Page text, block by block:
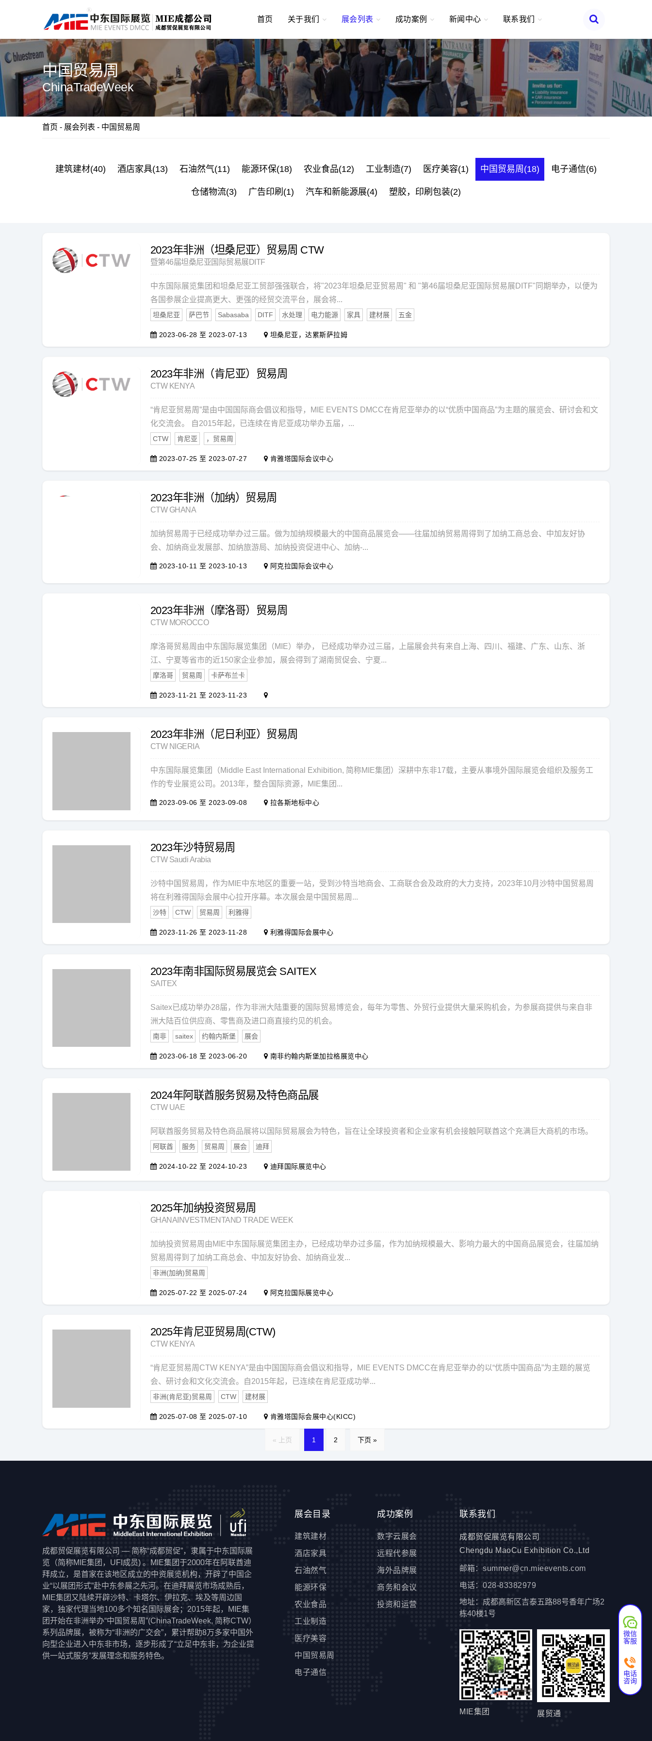
首页 关于我们 展会列表 成功案例 新闻中心 联系我们
中国贸易周
ChinaTradeWeek
首页 - 展会列表 - 中国贸易周
建筑建材(40) 酒店家具(13) 石油然气(11) 能源环保(18) 农业食品(12) 工业制造(7) 医疗美容(1) 中国贸易周(18) 电子通信(6)
仓储物流(3) 广告印刷(1) 汽车和新能源展(4) 塑胶，印刷包装(2)
2023年非洲（坦桑尼亚）贸易周 CTW
暨第46届坦桑尼亚国际贸易展DITF
中东国际展览集团和坦桑尼亚工贸部强强联合，将"2023年坦桑尼亚贸易周" 和 "第46届坦桑尼亚国际贸易展DITF"同期举办，以便为
各国参展企业提高更大、更强的经贸交流平台，展会将...
坦桑尼亚 萨巴节 Sabasaba DITF 水处理 电力能源 家具 建材展 五金
2023-06-28 至 2023-07-13 坦桑尼亚，达累斯萨拉姆
2023年非洲（肯尼亚）贸易周
CTW KENYA
“肯尼亚贸易周”是由中国国际商会倡议和指导，MIE EVENTS DMCC在肯尼亚举办的以“优质中国商品”为主题的展览会、研讨会和文
化交流会。 自2015年起，已连续在肯尼亚成功举办五届，...
CTW 肯尼亚 ，贸易周
2023-07-25 至 2023-07-27 肯雅塔国际会议中心
2023年非洲（加纳）贸易周
CTW GHANA
加纳贸易周于已经成功举办过三届。做为加纳规模最大的中国商品展览会——往届加纳贸易周得到了加纳工商总会、中加友好协
会、加纳商业发展部、加纳旅游局、加纳投资促进中心、加纳-...
2023-10-11 至 2023-10-13 阿克拉国际会议中心
2023年非洲（摩洛哥）贸易周
CTW MOROCCO
摩洛哥贸易周由中东国际展览集团（MIE）举办， 已经成功举办过三届，上届展会共有来自上海、四川、福建、广东、山东、浙
江、宁夏等省市的近150家企业参加，展会得到了湖南贸促会、宁夏...
摩洛哥 贸易周 卡萨布兰卡
2023-11-21 至 2023-11-23
2023年非洲（尼日利亚）贸易周
CTW NIGERIA
中东国际展览集团（Middle East International Exhibition, 简称MIE集团）深耕中东非17载，主要从事境外国际展览会组织及服务工
作的专业展览公司。2013年，整合国际资源，MIE集团...
2023-09-06 至 2023-09-08 拉各斯地标中心
2023年沙特贸易周
CTW Saudi Arabia
沙特中国贸易周，作为MIE中东地区的重要一站，受到沙特当地商会、工商联合会及政府的大力支持，2023年10月沙特中国贸易周
将在利雅得国际会展中心拉开序幕。本次展会是中国贸易周...
沙特 CTW 贸易周 利雅得
2023-11-26 至 2023-11-28 利雅得国际会展中心
2023年南非国际贸易展览会 SAITEX
SAITEX
Saitex已成功举办28届，作为非洲大陆重要的国际贸易博览会，每年为零售、外贸行业提供大量采购机会，为参展商提供与来自非
洲大陆百位供应商、零售商及进口商直接约见的机会。
南非 saitex 约翰内斯堡 展会
2023-06-18 至 2023-06-20 南非约翰内斯堡加拉格展览中心
2024年阿联酋服务贸易及特色商品展
CTW UAE
阿联酋服务贸易及特色商品展将以国际贸易展会为特色，旨在让全球投资者和企业家有机会接触阿联酋这个充满巨大商机的市场。
阿联酋 服务 贸易周 展会 迪拜
2024-10-22 至 2024-10-23 迪拜国际展览中心
2025年加纳投资贸易周
GHANAINVESTMENTAND TRADE WEEK
加纳投资贸易周由MIE中东国际展览集团主办，已经成功举办过多届，作为加纳规模最大、影响力最大的中国商品展览会，往届加纳
贸易周得到了加纳工商总会、中加友好协会、加纳商业发...
非洲(加纳)贸易周
2025-07-22 至 2025-07-24 阿克拉国际展览中心
2025年肯尼亚贸易周(CTW)
CTW KENYA
“肯尼亚贸易周CTW KENYA”是由中国国际商会倡议和指导，MIE EVENTS DMCC在肯尼亚举办的以“优质中国商品”为主题的展览
会、研讨会和文化交流会。自2015年起，已连续在肯尼亚成功举...
非洲(肯尼亚)贸易周 CTW 建材展
2025-07-08 至 2025-07-10 肯雅塔国际会展中心(KICC)
« 上页 1 2 下页 »
微信
客服
电话
咨询
成都贸促展览有限公司 — 简称“成都贸促”，隶属于中东国际展
览（简称MIE集团，UFI成员) 。MIE集团于2000年在阿联酋迪
拜成立，是首家在该地区成立的中资展览机构，开辟了中国企
业“以展团形式”赴中东参展之先河。在迪拜展览市场成熟后，
MIE集团又陆续开辟沙特、卡塔尔、伊拉克、埃及等周边国
家，独家代理当地100多个知名国际展会；2015年起，MIE集
团开始在非洲举办“中国贸易周”(ChinaTradeWeek, 简称CTW）
系列品牌展，被称为“非洲的广交会”，累计帮助8万多家中国外
向型企业进入中东非市场，逐步形成了“立足中东非，为企业提
供一站式服务”发展理念和服务特色。
展会目录
建筑建材
酒店家具
石油然气
能源环保
农业食品
工业制造
医疗美容
中国贸易周
电子通信
成功案例
数字云展会
远程代参展
海外品牌展
商务和会议
投资和运营
联系我们
成都贸促展览有限公司
Chengdu MaoCu Exhibition Co.,Ltd
邮箱： summer@cn.mieevents.com
电话： 028-83382979
地址：成都高新区吉泰五路88号香年广场2
栋40楼1号
MIE集团 展贸通